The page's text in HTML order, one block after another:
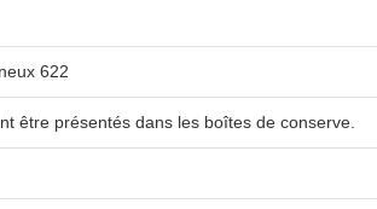
622
être présentés dans les boîtes de conserve.